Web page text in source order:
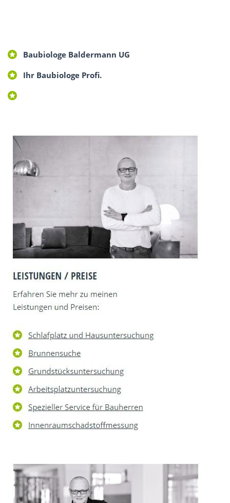
Baubiologe Baldermann UG
Ihr Baubiologe Profi.